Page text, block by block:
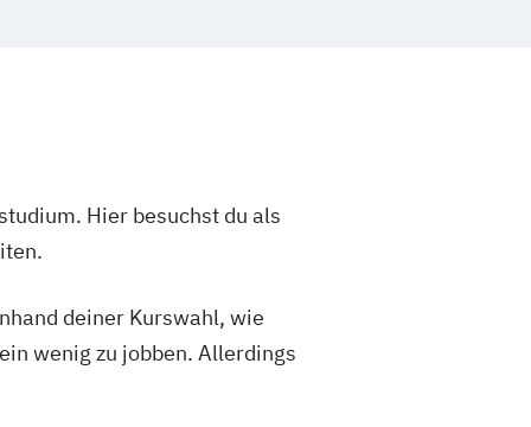
Hier besuchst du als
deiner Kurswahl, wie
wenig zu jobben. Allerdings